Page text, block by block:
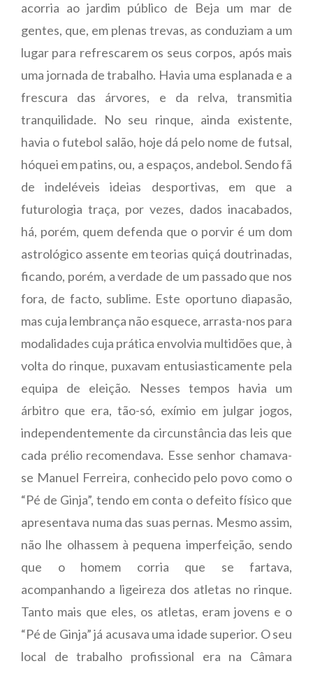
acorria ao jardim público de Beja um mar de
gentes, que, em plenas trevas, as conduziam a um
lugar para refrescarem os seus corpos, após mais
uma jornada de trabalho. Havia uma esplanada e a
frescura das árvores, e da relva, transmitia
tranquilidade. No seu rinque, ainda existente,
havia o futebol salão, hoje dá pelo nome de futsal,
hóquei em patins, ou, a espaços, andebol. Sendo fã
de indeléveis ideias desportivas, em que a
futurologia traça, por vezes, dados inacabados,
há, porém, quem defenda que o porvir é um dom
astrológico assente em teorias quiçá doutrinadas,
ficando, porém, a verdade de um passado que nos
fora, de facto, sublime. Este oportuno diapasão,
mas cuja lembrança não esquece, arrasta-nos para
modalidades cuja prática envolvia multidões que, à
volta do rinque, puxavam entusiasticamente pela
equipa de eleição. Nesses tempos havia um
árbitro que era, tão-só, exímio em julgar jogos,
independentemente da circunstância das leis que
cada prélio recomendava. Esse senhor chamava-
se Manuel Ferreira, conhecido pelo povo como o
“Pé de Ginja”, tendo em conta o defeito físico que
apresentava numa das suas pernas. Mesmo assim,
não lhe olhassem à pequena imperfeição, sendo
que o homem corria que se fartava,
acompanhando a ligeireza dos atletas no rinque.
Tanto mais que eles, os atletas, eram jovens e o
“Pé de Ginja” já acusava uma idade superior. O seu
local de trabalho profissional era na Câmara